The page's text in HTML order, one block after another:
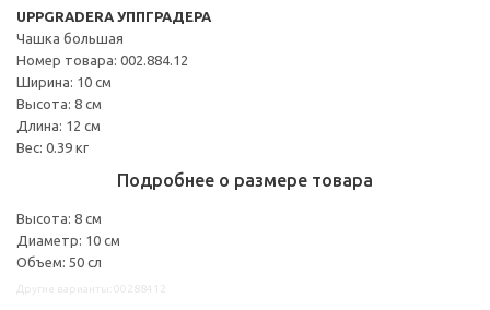
UPPGRADERA УППГРАДЕРА
Чашка большая
Номер товара: 002.884.12
Ширина: 10 см
Высота: 8 см
Длина: 12 см
Вес: 0.39 кг
Подробнее о размере товара
Высота: 8 см
Диаметр: 10 см
Объем: 50 сл